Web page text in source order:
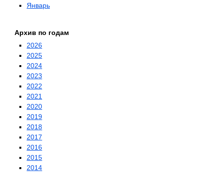
Январь
Архив по годам
2026
2025
2024
2023
2022
2021
2020
2019
2018
2017
2016
2015
2014